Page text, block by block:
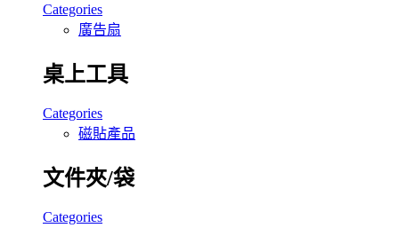
Categories
廣告扇
桌上工具
Categories
磁貼產品
文件夾/袋
Categories